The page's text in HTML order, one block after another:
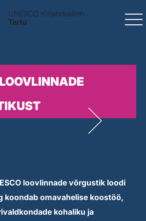
loovlinnade võrgustik loodi
koondab omavahelise koostöö,
kohaliku ja